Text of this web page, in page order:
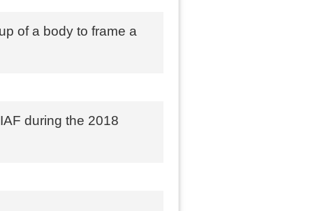
of a body to frame a
during the 2018